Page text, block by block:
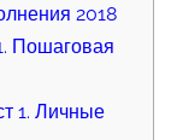
2018
Пошаговая
1. Личные